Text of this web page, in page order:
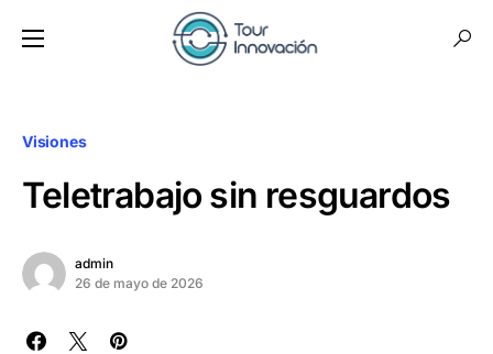
Visiones
Teletrabajo sin resguardos
admin
26 de mayo de 2026